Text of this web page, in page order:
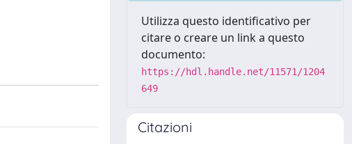
Utilizza questo identificativo per
citare o creare un link a questo
documento:
https://hdl.handle.net/11571/1204
649
Citazioni